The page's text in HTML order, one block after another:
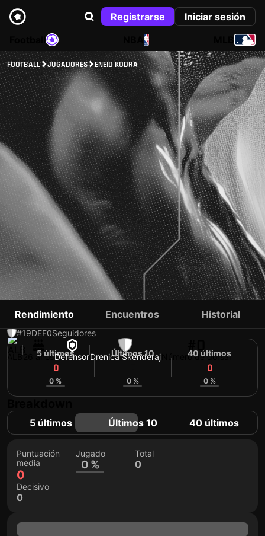
Registrarse
Iniciar sesión
NBA
FOOTBALL JUGADORES ENEID KODRA
ENEID KODRA
#19DEF0Seguidores
26 añosDefensorDrenica Skënderaj Número de dorsal
Rendimiento Encuentros Historial
5 últimos
0
0 %
Últimos 10
0 %
40 últimos
0
0 %
5 últimos Últimos 10 40 últimos
Puntuación
media
0
Jugado
0 %
Total
0
Decisivo
0